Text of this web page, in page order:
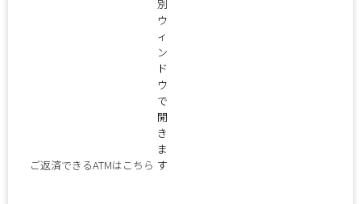
ご返済できるATMはこちら